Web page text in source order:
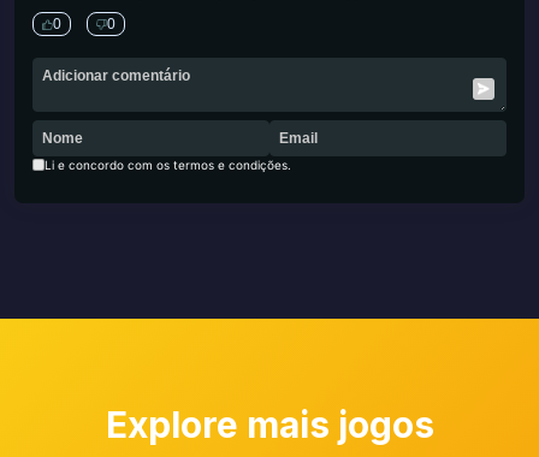
0 0
Li e concordo com os termos e condições.
Explore mais jogos